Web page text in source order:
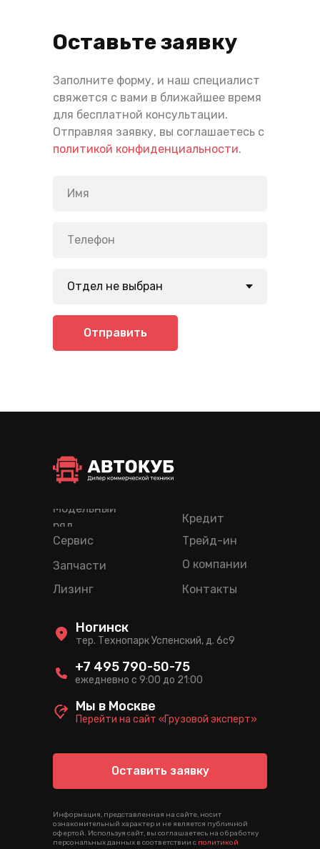
Оставьте заявку
Заполните форму, и наш специалист
свяжется с вами в ближайшее время
для бесплатной консультации.
Отправляя заявку, вы соглашаетесь с
политикой конфиденциальности.
Отправить
Лизинг
Кредит
Трейд-ин
Модельный
ряд
Сервис
Запчасти
О компании
Контакты
Оставить заявку
Информация, представленная на сайте, носит
ознакомительный характер и не является публичной
офертой. Используя сайт, вы соглашаетесь на обработку
персональных данных в соответствии с политикой
тер. Технопарк Успенский, д. 6c9
Ногинск
ежедневно с 9:00 до 21:00
+7 495 790-50-75
Перейти на сайт «Грузовой эксперт»
Мы в Москве